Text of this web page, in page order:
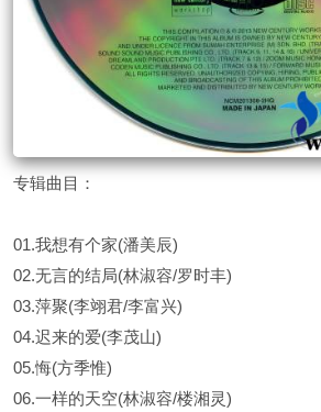
专辑曲目：
01.我想有个家(潘美辰)
02.无言的结局(林淑容/罗时丰)
03.萍聚(李翊君/李富兴)
04.迟来的爱(李茂山)
05.悔(方季惟)
06.一样的天空(林淑容/楼湘灵)